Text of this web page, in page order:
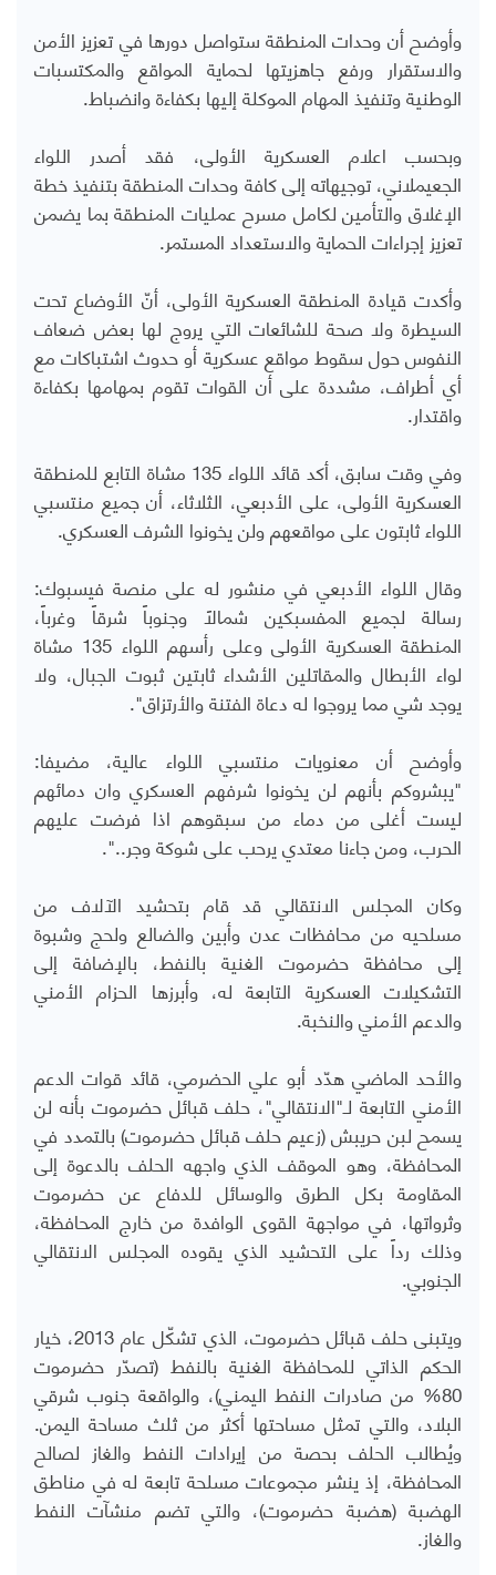
وأوضح أن وحدات المنطقة ستواصل دورها في تعزيز الأمن
والاستقرار ورفع جاهزيتها لحماية المواقع والمكتسبات
الوطنية وتنفيذ المهام الموكلة إليها بكفاءة وانضباط.
وبحسب اعلام العسكرية الأولى، فقد أصدر اللواء
الجعيملاني، توجيهاته إلى كافة وحدات المنطقة بتنفيذ خطة
الإغلاق والتأمين لكامل مسرح عمليات المنطقة بما يضمن
تعزيز إجراءات الحماية والاستعداد المستمر.
وأكدت قيادة المنطقة العسكرية الأولى، أنّ الأوضاع تحت
السيطرة ولا صحة للشائعات التي يروج لها بعض ضعاف
النفوس حول سقوط مواقع عسكرية أو حدوث اشتباكات مع
أي أطراف، مشددة على أن القوات تقوم بمهامها بكفاءة
واقتدار.
وفي وقت سابق، أكد قائد اللواء 135 مشاة التابع للمنطقة
العسكرية الأولى، على الأدبعي، الثلاثاء، أن جميع منتسبي
اللواء ثابتون على مواقعهم ولن يخونوا الشرف العسكري.
وقال اللواء الأدبعي في منشور له على منصة فيسبوك:
رسالة لجميع المفسبكين شمالاً وجنوباً شرقاً وغرباً،
المنطقة العسكرية الأولى وعلى رأسهم اللواء 135 مشاة
لواء الأبطال والمقاتلين الأشداء ثابتين ثبوت الجبال، ولا
يوجد شي مما يروجوا له دعاة الفتنة والأرتزاق".
وأوضح أن معنويات منتسبي اللواء عالية، مضيفا:
"يبشروكم بأنهم لن يخونوا شرفهم العسكري وان دمائهم
ليست أغلى من دماء من سبقوهم اذا فرضت عليهم
الحرب، ومن جاءنا معتدي يرحب على شوكة وجر..".
وكان المجلس الانتقالي قد قام بتحشيد الآلاف من
مسلحيه من محافظات عدن وأبين والضالع ولحج وشبوة
إلى محافظة حضرموت الغنية بالنفط، بالإضافة إلى
التشكيلات العسكرية التابعة له، وأبرزها الحزام الأمني
والدعم الأمني والنخبة.
والأحد الماضي هدّد أبو علي الحضرمي، قائد قوات الدعم
الأمني التابعة لـ"الانتقالي"، حلف قبائل حضرموت بأنه لن
يسمح لبن حريبش (زعيم حلف قبائل حضرموت) بالتمدد في
المحافظة، وهو الموقف الذي واجهه الحلف بالدعوة إلى
المقاومة بكل الطرق والوسائل للدفاع عن حضرموت
وثرواتها، في مواجهة القوى الوافدة من خارج المحافظة،
وذلك رداً على التحشيد الذي يقوده المجلس الانتقالي
الجنوبي.
ويتبنى حلف قبائل حضرموت، الذي تشكّل عام 2013، خيار
الحكم الذاتي للمحافظة الغنية بالنفط (تصدّر حضرموت
80% من صادرات النفط اليمني)، والواقعة جنوب شرقي
البلاد، والتي تمثل مساحتها أكثر من ثلث مساحة اليمن.
ويُطالب الحلف بحصة من إيرادات النفط والغاز لصالح
المحافظة، إذ ينشر مجموعات مسلحة تابعة له في مناطق
الهضبة (هضبة حضرموت)، والتي تضم منشآت النفط
والغاز.